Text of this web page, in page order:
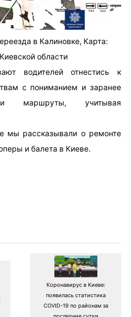
в Калиновке, Карта:
области
водителей отнестись к
с пониманием и заранее
маршруты, учитывая
мы рассказывали о ремонте
и балета в Киеве.
Коронавирус в Киеве:
появилась статистика
COVID-19 по районам за